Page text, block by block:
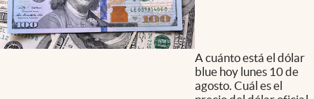
A cuánto está el dólar
blue hoy lunes 10 de
agosto. Cuál es el